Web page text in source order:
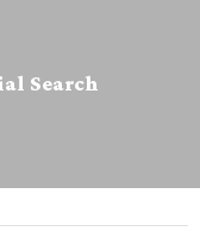
Search